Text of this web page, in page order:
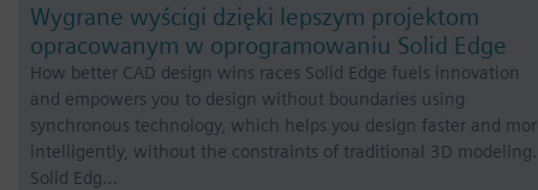
Wygrane wyścigi dzięki lepszym projektom
opracowanym w oprogramowaniu Solid Edge
How better CAD design wins races Solid Edge fuels innovation
and empowers you to design without boundaries using
synchronous technology, which helps you design faster and
intelligently, without the constraints of traditional 3D modeling.
Solid Edg…